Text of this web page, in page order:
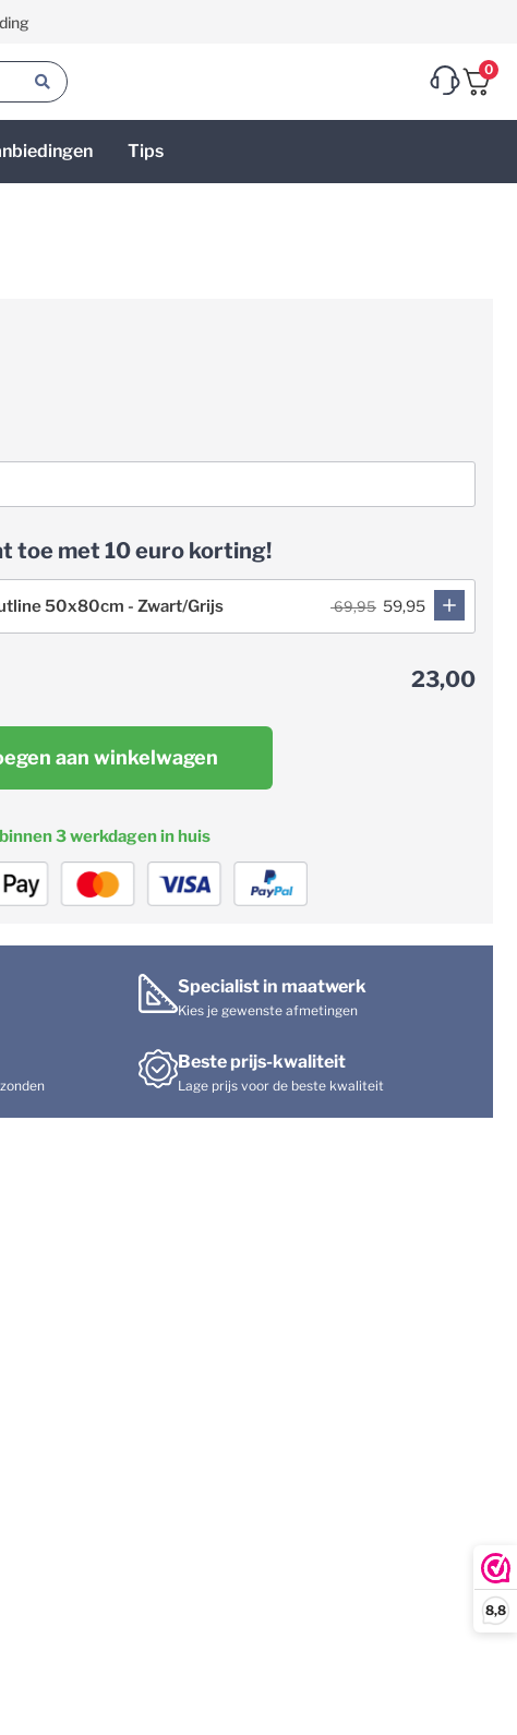
8,8
0
Tips
toe met 10 euro korting!
50x80cm - Zwart/Grijs 69,95 59,95
23,00
aan winkelwagen
3 werkdagen in huis
Specialist in maatwerk
Kies je gewenste afmetingen
Beste prijs-kwaliteit
Lage prijs voor de beste kwaliteit